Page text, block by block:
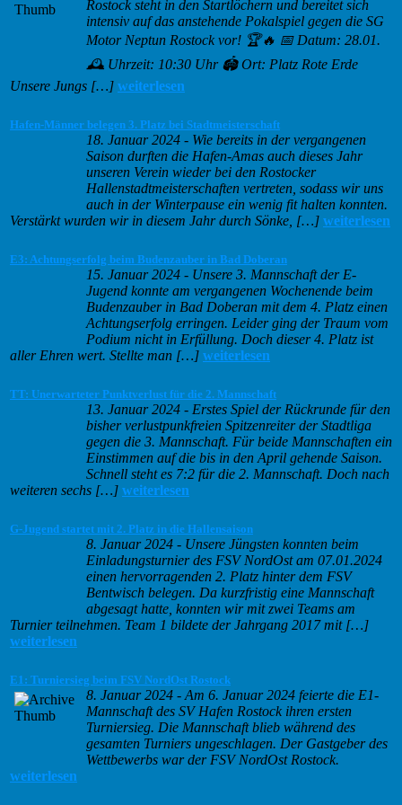
Rostock steht in den Startlöchern und bereitet sich
intensiv auf das anstehende Pokalspiel gegen die SG
Motor Neptun Rostock vor! 🏆🔥 📅 Datum: 28.01.
🕰️ Uhrzeit: 10:30 Uhr 🏟️ Ort: Platz Rote Erde
Unsere Jungs […] weiterlesen
Hafen-Männer belegen 3. Platz bei Stadtmeisterschaft
18. Januar 2024 - Wie bereits in der vergangenen
Saison durften die Hafen-Amas auch dieses Jahr
unseren Verein wieder bei den Rostocker
Hallenstadtmeisterschaften vertreten, sodass wir uns
auch in der Winterpause ein wenig fit halten konnten.
Verstärkt wurden wir in diesem Jahr durch Sönke, […] weiterlesen
E3: Achtungserfolg beim Budenzauber in Bad Doberan
15. Januar 2024 - Unsere 3. Mannschaft der E-
Jugend konnte am vergangenen Wochenende beim
Budenzauber in Bad Doberan mit dem 4. Platz einen
Achtungserfolg erringen. Leider ging der Traum vom
Podium nicht in Erfüllung. Doch dieser 4. Platz ist
aller Ehren wert. Stellte man […] weiterlesen
TT: Unerwarteter Punktverlust für die 2. Mannschaft
13. Januar 2024 - Erstes Spiel der Rückrunde für den
bisher verlustpunkfreien Spitzenreiter der Stadtliga
gegen die 3. Mannschaft. Für beide Mannschaften ein
Einstimmen auf die bis in den April gehende Saison.
Schnell steht es 7:2 für die 2. Mannschaft. Doch nach
weiteren sechs […] weiterlesen
G-Jugend startet mit 2. Platz in die Hallensaison
8. Januar 2024 - Unsere Jüngsten konnten beim
Einladungsturnier des FSV NordOst am 07.01.2024
einen hervorragenden 2. Platz hinter dem FSV
Bentwisch belegen. Da kurzfristig eine Mannschaft
abgesagt hatte, konnten wir mit zwei Teams am
Turnier teilnehmen. Team 1 bildete der Jahrgang 2017 mit […]
weiterlesen
E1: Turniersieg beim FSV NordOst Rostock
8. Januar 2024 - Am 6. Januar 2024 feierte die E1-
Mannschaft des SV Hafen Rostock ihren ersten
Turniersieg. Die Mannschaft blieb während des
gesamten Turniers ungeschlagen. Der Gastgeber des
Wettbewerbs war der FSV NordOst Rostock.
weiterlesen